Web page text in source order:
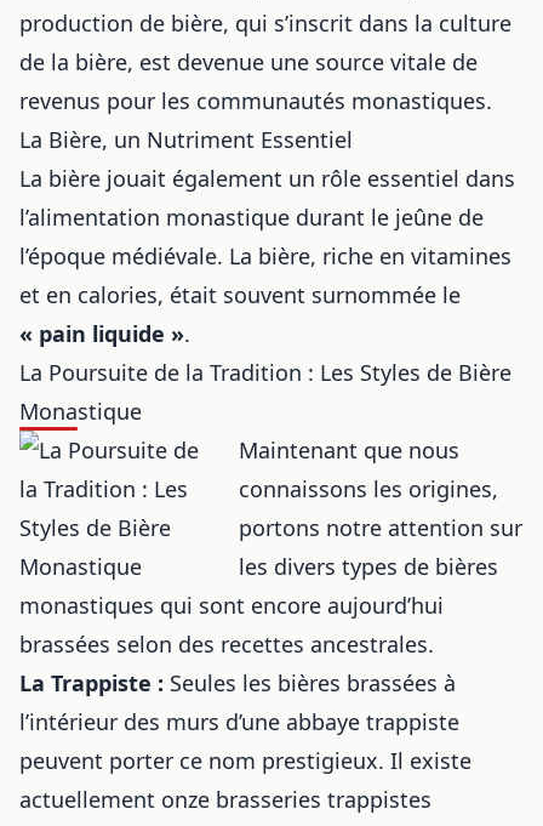
production de bière, qui s’inscrit dans la culture
de la bière, est devenue une source vitale de
revenus pour les communautés monastiques.
La Bière, un Nutriment Essentiel
La bière jouait également un rôle essentiel dans
l’alimentation monastique durant le jeûne de
l’époque médiévale. La bière, riche en vitamines
et en calories, était souvent surnommée le
« pain liquide ».
La Poursuite de la Tradition : Les Styles de Bière
Monastique
Maintenant que nous
connaissons les origines,
portons notre attention sur
les divers types de bières
monastiques qui sont encore aujourd’hui
brassées selon des recettes ancestrales.
La Trappiste : Seules les bières brassées à
l’intérieur des murs d’une abbaye trappiste
peuvent porter ce nom prestigieux. Il existe
actuellement onze brasseries trappistes